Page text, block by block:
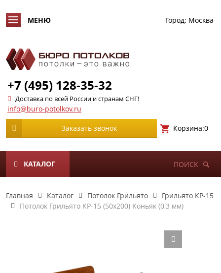
Город: Москва
+7 (495) 128-35-32
Доставка по всей России и странам СНГ!
info@buro-potolkov.ru
Заказать звонок Корзина:0
КАТАЛОГ ПОИСК
Главная Каталог Потолок Грильято
Грильято КР-15
Потолок Грильято КР-15 (50х200) Коньяк (0,3 мм)